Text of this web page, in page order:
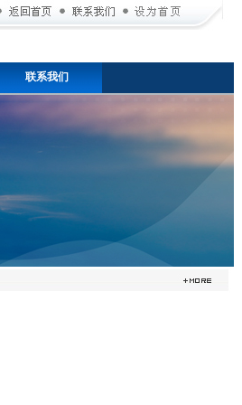
联系我们